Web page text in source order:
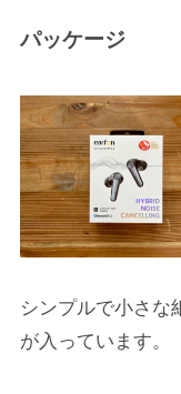
パッケージ
シンプルで小さな
が入っています。